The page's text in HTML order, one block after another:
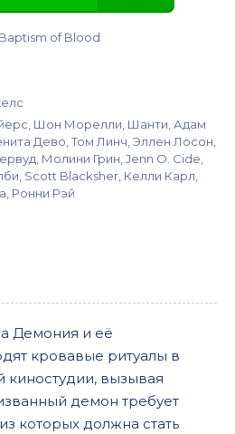
of Blood
Шон Морелли, Шанти, Адам
Дево, Том Линч, Эллен Лосон,
Молини Грин, Jenn O. Cide,
Scott Blacksher, Келли Карл,
Ронни Рэй
Демония и её
кровавые ритуалы в
вызывая
демон требует
которых должна стать